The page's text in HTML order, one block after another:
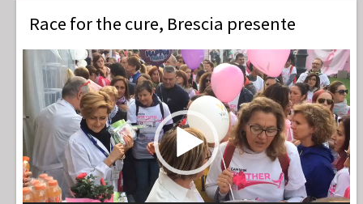
Race for the cure, Brescia presente
Video
Player